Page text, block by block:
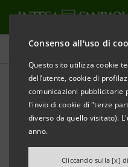
Consenso all'uso di
Questo sito utilizza cookie
dell’utente, cookie di
comunicazioni pubblicitarie
l'invio di cookie di "terze
diverso da quello visitato).
anno.
Cliccando sulla [x]
Comunicati stampa
STAMPA AGGIORNA
Da BEI, SACE e Intesa
per la realizzazione
sistema